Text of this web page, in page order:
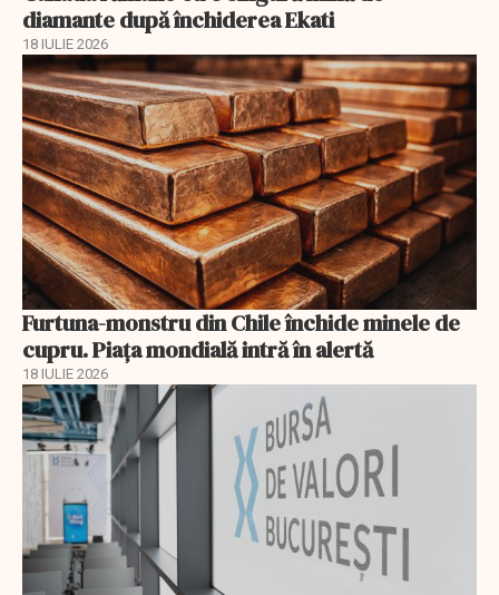
diamante după închiderea Ekati
18 IULIE 2026
Furtuna-monstru din Chile închide minele de
cupru. Piața mondială intră în alertă
18 IULIE 2026